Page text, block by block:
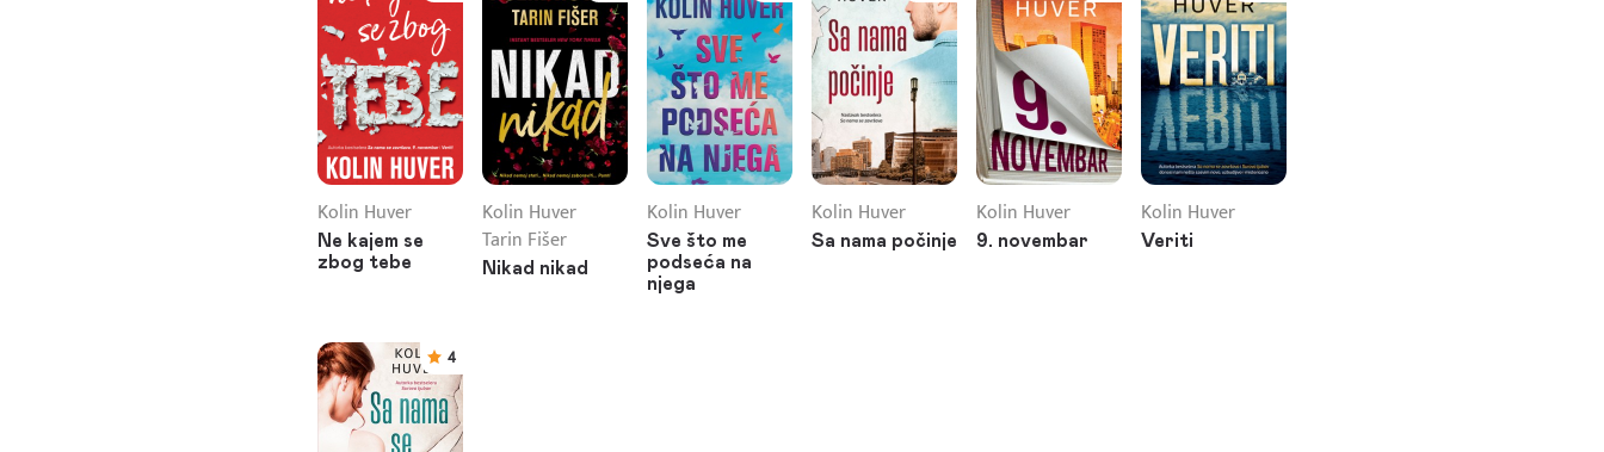
Kolin Huver
Ne kajem se
zbog tebe
Kolin Huver
Tarin Fišer
Nikad nikad
Kolin Huver
Sve što me
podseća na
njega
Kolin Huver
Sa nama počinje
Kolin Huver
9. novembar
Kolin Huver
Veriti
4